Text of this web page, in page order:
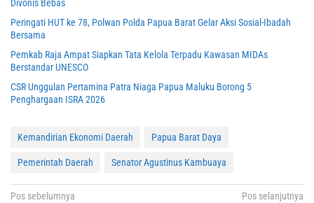
Divonis Bebas
Peringati HUT ke 78, Polwan Polda Papua Barat Gelar Aksi Sosial-Ibadah
Bersama
Pemkab Raja Ampat Siapkan Tata Kelola Terpadu Kawasan MIDAs
Berstandar UNESCO
CSR Unggulan Pertamina Patra Niaga Papua Maluku Borong 5
Penghargaan ISRA 2026
Kemandirian Ekonomi Daerah Papua Barat Daya
Pemerintah Daerah Senator Agustinus Kambuaya
Navigasi
Pos sebelumnya
Pos selanjutnya